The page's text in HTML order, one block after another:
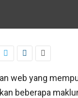
web yang
beberapa